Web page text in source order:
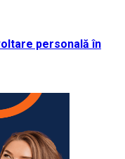
personală în